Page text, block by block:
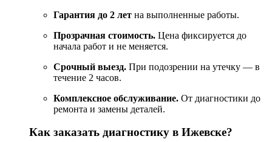
Гарантия до 2 лет на выполненные работы.
Прозрачная стоимость. Цена фиксируется до
начала работ и не меняется.
Срочный выезд. При подозрении на утечку — в
течение 2 часов.
Комплексное обслуживание. От диагностики до
ремонта и замены деталей.
Как заказать диагностику в Ижевске?